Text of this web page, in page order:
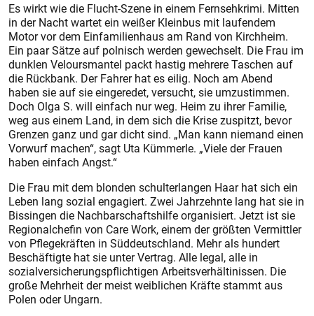
Es wirkt wie die Flucht-Szene in einem Fernsehkrimi. Mitten
in der Nacht wartet ein weißer Kleinbus mit laufendem
Motor vor dem Einfamilienhaus am Rand von Kirchheim.
Ein paar Sätze auf polnisch werden gewechselt. Die Frau im
dunklen Veloursmantel packt hastig mehrere Taschen auf
die Rückbank. Der Fahrer hat es eilig. Noch am Abend
haben sie auf sie eingeredet, versucht, sie umzustimmen.
Doch Olga S. will einfach nur weg. Heim zu ihrer Familie,
weg aus einem Land, in dem sich die Krise zuspitzt, bevor
Grenzen ganz und gar dicht sind. „Man kann niemand einen
Vorwurf machen“, sagt Uta Kümmerle. „Viele der Frauen
haben einfach Angst.“
Die Frau mit dem blonden schulterlangen Haar hat sich ein
Leben lang sozial engagiert. Zwei Jahrzehnte lang hat sie in
Bissingen die Nachbarschaftshilfe organisiert. Jetzt ist sie
Regionalchefin von Care Work, einem der größten Vermittler
von Pflegekräften in Süddeutschland. Mehr als hundert
Beschäftigte hat sie unter Vertrag. Alle legal, alle in
sozialversicherungspflichtigen Arbeitsverhältinissen. Die
große Mehrheit der meist weiblichen Kräfte stammt aus
Polen oder Ungarn.